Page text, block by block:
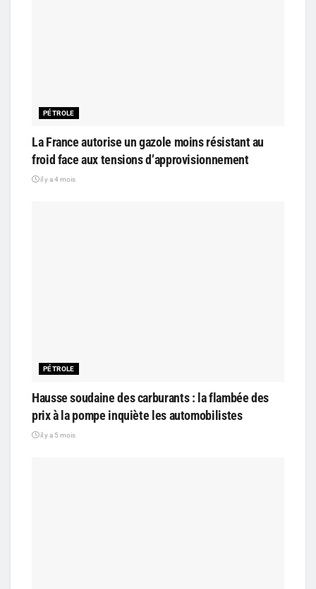
PÉTROLE
La France autorise un gazole moins résistant au
froid face aux tensions d’approvisionnement
il y a 4 mois
PÉTROLE
Hausse soudaine des carburants : la flambée des
prix à la pompe inquiète les automobilistes
il y a 5 mois